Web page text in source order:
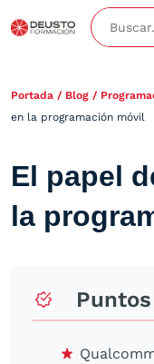
Portada / Blog /
en la programación móvil
El papel
la